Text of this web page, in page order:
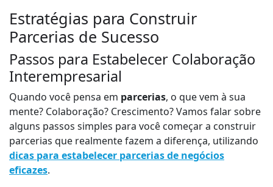
Estratégias para Construir
Parcerias de Sucesso
Passos para Estabelecer Colaboração
Interempresarial
Quando você pensa em parcerias, o que vem à sua
mente? Colaboração? Crescimento? Vamos falar sobre
alguns passos simples para você começar a construir
parcerias que realmente fazem a diferença, utilizando
dicas para estabelecer parcerias de negócios
eficazes.